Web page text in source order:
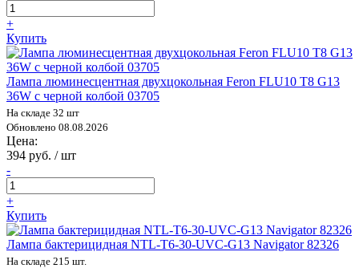
+
Купить
Лампа люминесцентная двухцокольная Feron FLU10 T8 G13
36W с черной колбой 03705
На складе 32 шт
Обновлено 08.08.2026
Цена:
394 руб. / шт
-
+
Купить
Лампа бактерицидная NTL-T6-30-UVC-G13 Navigator 82326
На складе 215 шт.